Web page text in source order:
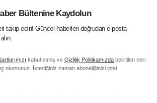
Bültenine Kaydolun
takip edin! Güncel haberleri doğrudan e-posta
kabul etmiş ve Gizlilik Politikamızda belirtilen veri
olursunuz. İstediğiniz zaman aboneliğinizi iptal